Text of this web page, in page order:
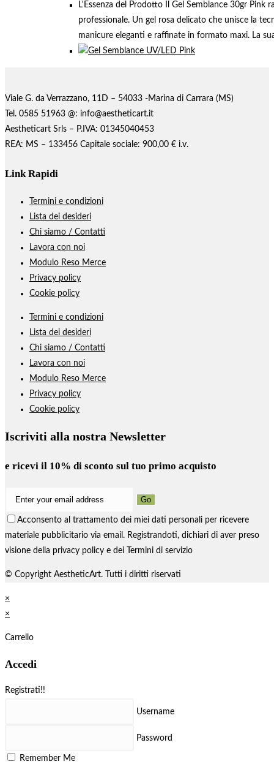
L'Essenza del Prodotto Il Gel Semblance 30gr
professionale. Un gel rosa delicato che unisce la
manicure eleganti e raffinate in formato maxi. La
Viale G. da Verrazzano, 11D – 54033 -Marina di Carrara (MS)
Tel. 0585 51963 @: info@aestheticart.it
Aestheticart Srls – P.IVA: 01345040453
REA: MS – 133456 Capitale sociale: 900,00 € i.v.
Link Rapidi
Termini e condizioni
Lista dei desideri
Chi siamo / Contatti
Lavora con noi
Modulo Reso Merce
Privacy policy
Cookie policy
Termini e condizioni
Lista dei desideri
Chi siamo / Contatti
Lavora con noi
Modulo Reso Merce
Privacy policy
Cookie policy
Iscriviti alla nostra Newsletter
e ricevi il 10% di sconto sul tuo primo acquisto
Go
Acconsento al trattamento dei miei dati personali per ricevere
materiale pubblicitario via email. Registrandoti, dichiari di aver preso
visione della privacy policy e dei Termini di servizio
© Copyright AestheticArt. Tutti i diritti riservati
×
×
Carrello
Accedi
Registrati!!
Username
Password
Remember Me